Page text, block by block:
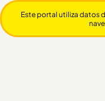
Este portal utiliza datos